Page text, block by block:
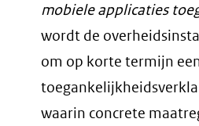
mobiele applicaties
wordt de
om op korte termijn
waarin concrete